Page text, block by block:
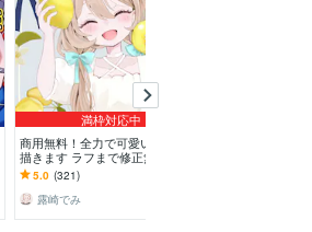
満枠対応中
商用無料！全力で可愛い女の子を
描きます ラフまで修正無制限！
アイコンやミニキャラに是非！
5.0 (321)
露崎でみ